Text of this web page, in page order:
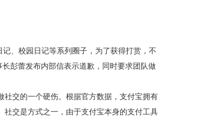
、校园日记等系列圈子，为了获得打赏，不
彭蕾发布内部信表示道歉，同时要求团队做
交的一个硬伤。根据官方数据，支付宝拥有
交是方式之一，由于支付宝本身的支付工具